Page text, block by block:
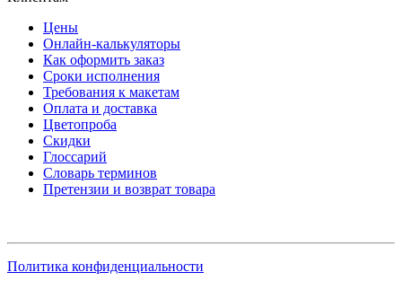
Цены
Онлайн-калькуляторы
Как оформить заказ
Сроки исполнения
Требования к макетам
Оплата и доставка
Цветопроба
Скидки
Глоссарий
Словарь терминов
Претензии и возврат товара
Политика конфиденциальности